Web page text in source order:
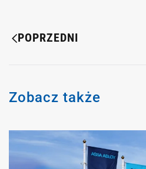
POPRZEDNI
Zobacz także